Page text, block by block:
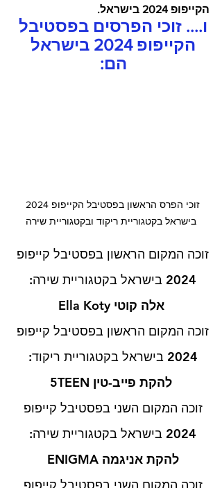
הקייפופ 2024 בישראל.
ו.... זוכי הפרסים בפסטיבל
הקייפופ 2024 בישראל
הם:
בישראל בקטגוריית ריקוד ובקטגוריית שירה
זוכה המקום הראשון בפסטיבל קייפופ
2024 בישראל בקטגוריית שירה:
אלה קוטי Ella Koty
זוכה המקום הראשון בפסטיבל קייפופ
2024 בישראל בקטגוריית ריקוד:
להקת פייב-טין 5TEEN
זוכה המקום השני בפסטיבל קייפופ
2024 בישראל בקטגוריית שירה:
להקת אניגמה ENIGMA